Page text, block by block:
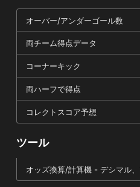
オーバー/アンダーゴール数
両チーム得点データ
コーナーキック
両ハーフで得点
コレクトスコア予想
ツール
オッズ換算/計算機 - デシマル